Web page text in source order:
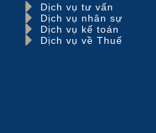
Dịch vụ tư vấn
Dịch vụ nhân sự
Dịch vụ kế toán
Dịch vụ về Thuế